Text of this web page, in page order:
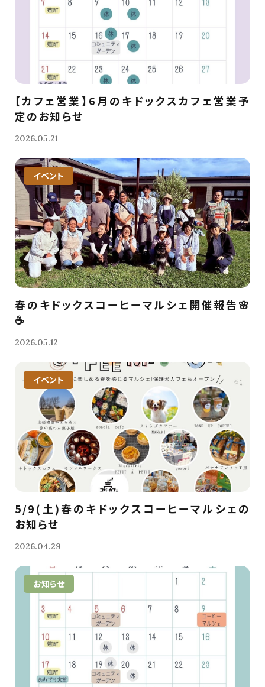
【カフェ営業】6月のキドックスカフェ営業予
定のお知らせ
2026.05.21
イベント
春のキドックスコーヒーマルシェ開催報告🌸
☕️
2026.05.12
イベント
5/9(土)春のキドックスコーヒーマルシェの
お知らせ
2026.04.29
お知らせ